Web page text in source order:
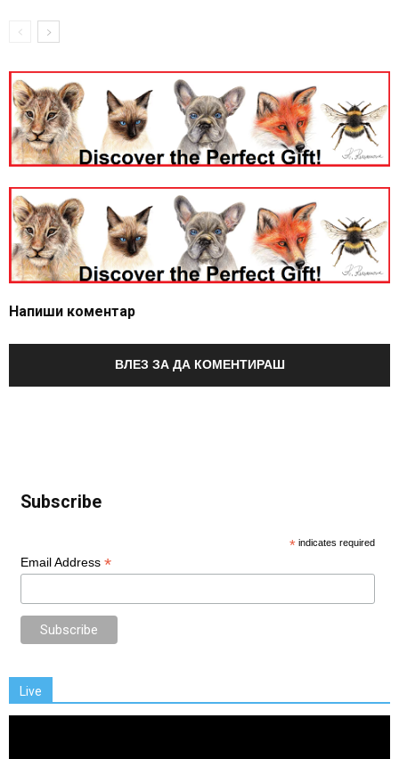
Напиши коментар
ВЛЕЗ ЗА ДА КОМЕНТИРАШ
Subscribe
* indicates required
Email Address *
Live